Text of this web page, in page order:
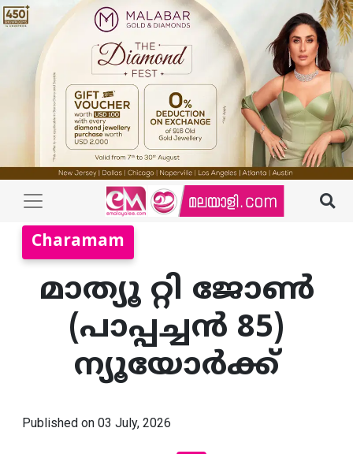
Charamam
മാത്യൂ റ്റി ജോൺ
(പാപ്പച്ചൻ 85)
ന്യൂയോർക്ക്
Published on 03 July, 2026